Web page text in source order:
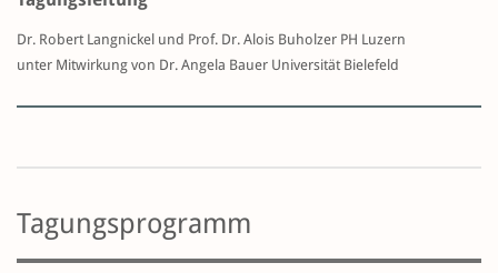
Dr. Robert Langnickel und Prof. Dr. Alois Buholzer PH Luzern
unter Mitwirkung von Dr. Angela Bauer Universität Bielefeld
Tagungsprogramm